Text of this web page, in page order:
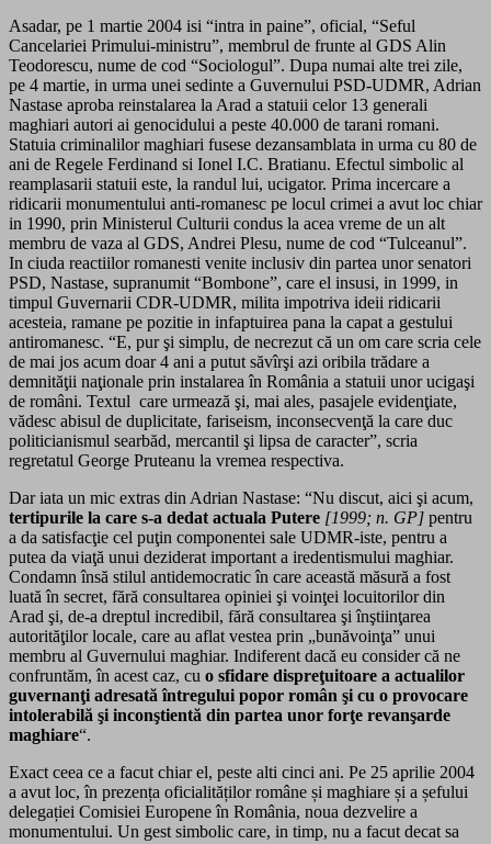
Asadar, pe 1 martie 2004 isi “intra in paine”, oficial, “Seful
Cancelariei Primului-ministru”, membrul de frunte al GDS Alin
Teodorescu, nume de cod “Sociologul”. Dupa numai alte trei zile,
pe 4 martie, in urma unei sedinte a Guvernului PSD-UDMR, Adrian
Nastase aproba reinstalarea la Arad a statuii celor 13 generali
maghiari autori ai genocidului a peste 40.000 de tarani romani.
Statuia criminalilor maghiari fusese dezansamblata in urma cu 80 de
ani de Regele Ferdinand si Ionel I.C. Bratianu. Efectul simbolic al
reamplasarii statuii este, la randul lui, ucigator. Prima incercare a
ridicarii monumentului anti-romanesc pe locul crimei a avut loc chiar
in 1990, prin Ministerul Culturii condus la acea vreme de un alt
membru de vaza al GDS, Andrei Plesu, nume de cod “Tulceanul”.
In ciuda reactiilor romanesti venite inclusiv din partea unor senatori
PSD, Nastase, supranumit “Bombone”, care el insusi, in 1999, in
timpul Guvernarii CDR-UDMR, milita impotriva ideii ridicarii
acesteia, ramane pe pozitie in infaptuirea pana la capat a gestului
antiromanesc. “E, pur şi simplu, de necrezut că un om care scria cele
de mai jos acum doar 4 ani a putut săvîrşi azi oribila trădare a
demnităţii naţionale prin instalarea în România a statuii unor ucigaşi
de români. Textul care urmează şi, mai ales, pasajele evidenţiate,
vădesc abisul de duplicitate, fariseism, inconsecvenţă la care duc
politicianismul searbăd, mercantil şi lipsa de caracter”, scria
regretatul George Pruteanu la vremea respectiva.
Dar iata un mic extras din Adrian Nastase: “Nu discut, aici şi acum,
tertipurile la care s-a dedat actuala Putere [1999; n. GP] pentru
a da satisfacţie cel puţin componentei sale UDMR-iste, pentru a
putea da viaţă unui deziderat important a iredentismului maghiar.
Condamn însă stilul antidemocratic în care această măsură a fost
luată în secret, fără consultarea opiniei şi voinţei locuitorilor din
Arad şi, de-a dreptul incredibil, fără consultarea şi înştiinţarea
autorităţilor locale, care au aflat vestea prin „bunăvoinţa” unui
membru al Guvernului maghiar. Indiferent dacă eu consider că ne
confruntăm, în acest caz, cu o sfidare dispreţuitoare a actualilor
guvernanţi adresată întregului popor român şi cu o provocare
intolerabilă şi inconştientă din partea unor forţe revanşarde
maghiare“.
Exact ceea ce a facut chiar el, peste alti cinci ani. Pe 25 aprilie 2004
a avut loc, în prezența oficialităților române și maghiare și a șefului
delegației Comisiei Europene în România, noua dezvelire a
monumentului. Un gest simbolic care, in timp, nu a facut decat sa